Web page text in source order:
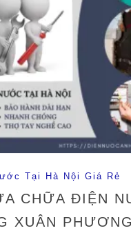
Tại Hà Nội Giá Rẻ
CHỮA ĐIỆN
XUÂN